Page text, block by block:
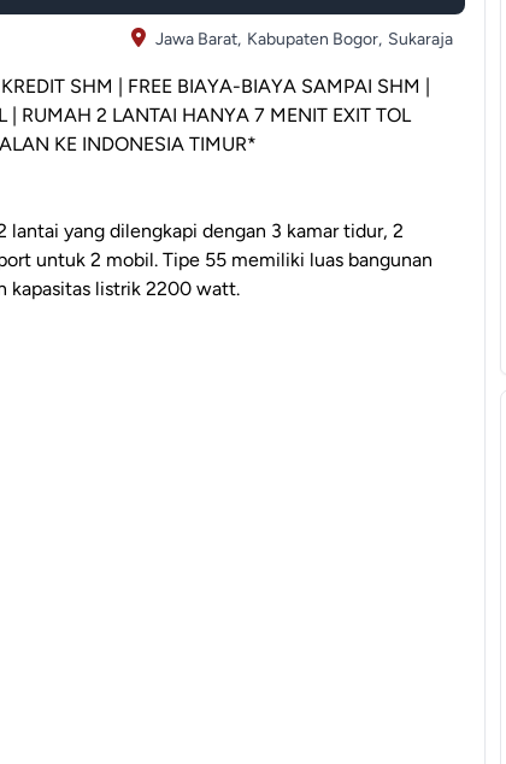
Jawa Barat, Kabupaten Bogor, Sukaraja
SHM | FREE BIAYA-BIAYA SAMPAI SHM |
| RUMAH 2 LANTAI HANYA 7 MENIT EXIT TOL
KE INDONESIA TIMUR*
yang dilengkapi dengan 3 kamar tidur, 2
untuk 2 mobil. Tipe 55 memiliki luas bangunan
kapasitas listrik 2200 watt.